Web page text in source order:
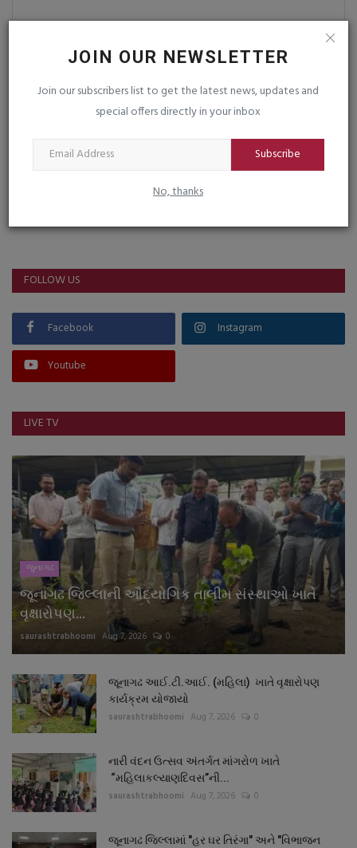
JOIN OUR NEWSLETTER
Join our subscribers list to get the latest news, updates and
special offers directly in your inbox
Subscribe
No, thanks
Post Comment
FOLLOW US
Facebook Instagram
Youtube
LIVE TV
જુનાગઢ
જૂનાગઢ જિલ્લાની ઔદ્યોગિક તાલીમ સંસ્થાઓ ખાતે
વૃક્ષારોપણ...
saurashtrabhoomi Aug 7, 2026 0
જૂનાગઢ આઈ.ટી.આઈ. (મહિલા) ખાતે વૃક્ષારોપણ
કાર્યક્રમ યોજાયો
saurashtrabhoomi Aug 7, 2026 0
નારી વંદન ઉત્સવ અંતર્ગત માંગરોળ ખાતે
“મહિલાકલ્યાણદિવસ”ની...
saurashtrabhoomi Aug 7, 2026 0
જૂનાગઢ જિલ્લામાં "હર ઘર તિરંગા" અને "વિભાજન